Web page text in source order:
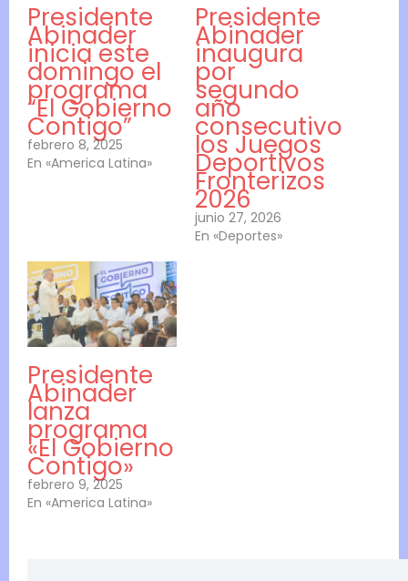
Presidente
Abinader
inicia este
domingo el
programa
“El Gobierno
Contigo”
febrero 8, 2025
En «America Latina»
Presidente
Abinader
inaugura
por
segundo
año
consecutivo
los Juegos
Deportivos
Fronterizos
2026
junio 27, 2026
En «Deportes»
Presidente
Abinader
lanza
programa
«El Gobierno
Contigo»
febrero 9, 2025
En «America Latina»